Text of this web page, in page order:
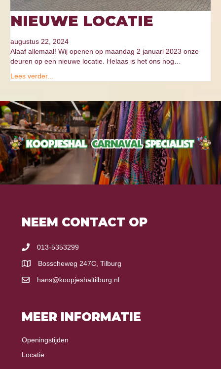
NIEUWE LOCATIE
augustus 22, 2024
Alaaf allemaal! Wij openen op maandag 2 januari 2023 onze
deuren op een nieuwe locatie. Helaas is het ons nog…
Lees verder...
NEEM CONTACT OP
013-5353299
Bosscheweg 247C, Tilburg
hans@koopjeshaltilburg.nl
MEER INFORMATIE
Openingstijden
Locatie